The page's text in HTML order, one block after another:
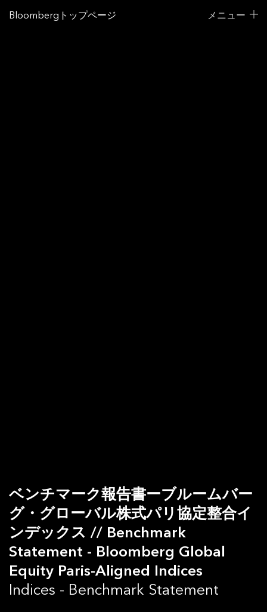
Bloombergトップページ メニュー
ベンチマーク報告書ーブルームバー
グ・グローバル株式パリ協定整合イ
ンデックス // Benchmark
Statement - Bloomberg Global
Equity Paris-Aligned Indices
Indices - Benchmark Statement